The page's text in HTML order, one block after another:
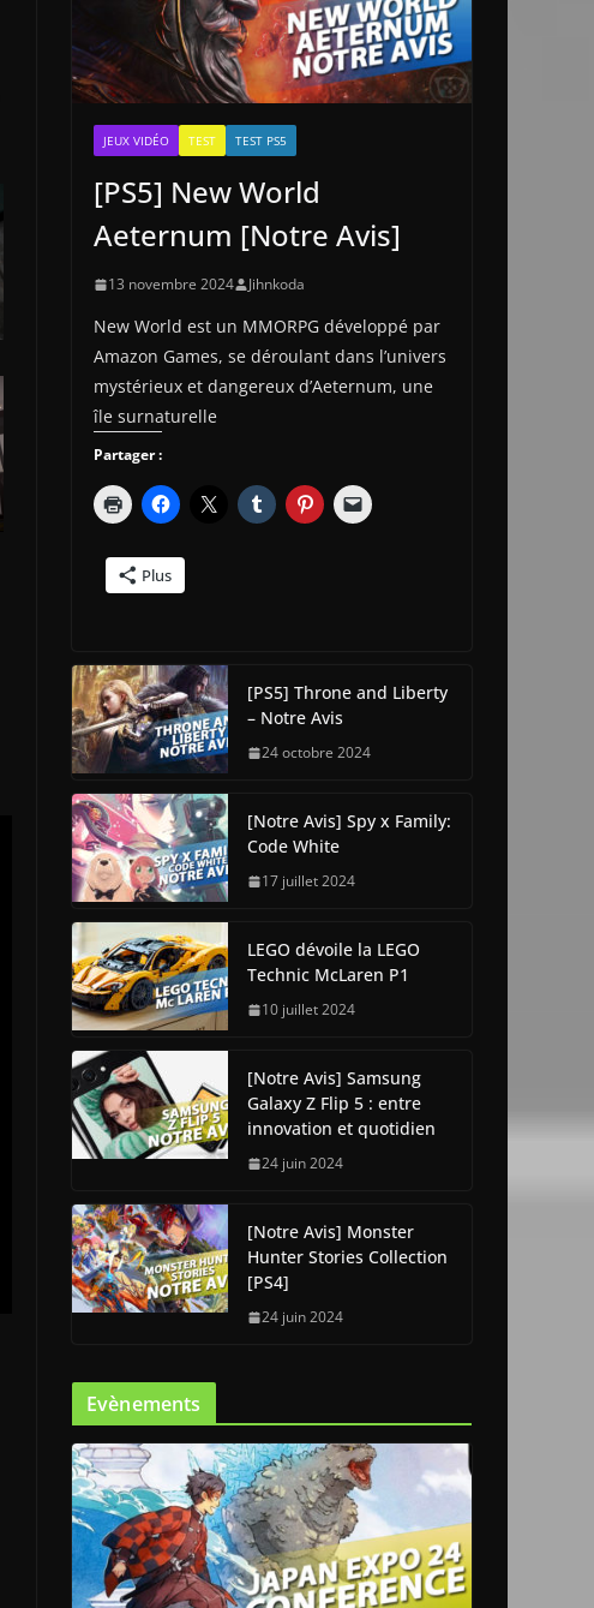
JEUX VIDÉO TEST TEST PS5
[PS5] New World
Aeternum [Notre Avis]
13 novembre 2024 Jihnkoda
New World est un MMORPG développé par
Amazon Games, se déroulant dans l’univers
mystérieux et dangereux d’Aeternum, une
île surnaturelle
Partager :
Plus
[PS5] Throne and Liberty
– Notre Avis
24 octobre 2024
[Notre Avis] Spy x Family:
Code White
17 juillet 2024
LEGO dévoile la LEGO
Technic McLaren P1
10 juillet 2024
[Notre Avis] Samsung
Galaxy Z Flip 5 : entre
innovation et quotidien
24 juin 2024
[Notre Avis] Monster
Hunter Stories Collection
[PS4]
24 juin 2024
Evènements